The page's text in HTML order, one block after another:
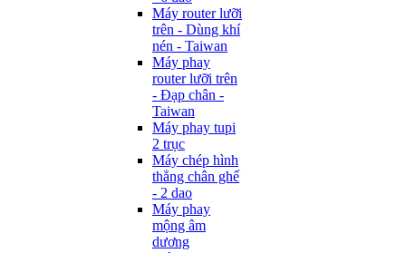
Máy router lưỡi
trên - Dùng khí
nén - Taiwan
Máy phay
router lưỡi trên
- Đạp chân -
Taiwan
Máy phay tupi
2 trục
Máy chép hình
thẳng chân ghế
- 2 dao
Máy phay
mộng âm
dương